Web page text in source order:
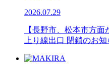
2026.07.29
【長野市、松本市方
上り線出口 閉鎖のお